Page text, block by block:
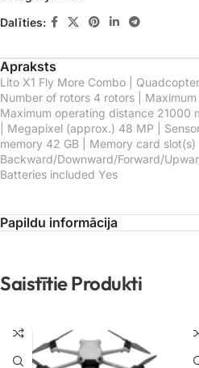
Dalīties:
Apraksts
Lito X1 Fly More Combo |
Number of rotors 4 rotors |
Maximum operating distance 21000
| Megapixel (approx.) 48 MP |
memory 42 GB | Memory card
Backward/Downward/Forward/
Batteries included Yes
Papildu informācija
Saistītie Produkti